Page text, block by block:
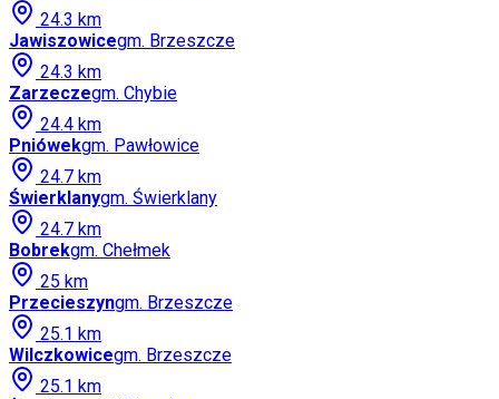
24.3 km
Jawiszowicegm. Brzeszcze
24.3 km
Zarzeczegm. Chybie
24.4 km
Pniówekgm. Pawłowice
24.7 km
Świerklanygm. Świerklany
24.7 km
Bobrekgm. Chełmek
25 km
Przecieszyngm. Brzeszcze
25.1 km
Wilczkowicegm. Brzeszcze
25.1 km